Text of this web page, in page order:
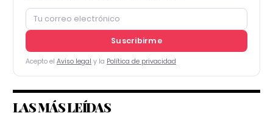
Suscribirme
Acepto el Aviso legal y la Política de privacidad
LAS MÁS LEÍDAS